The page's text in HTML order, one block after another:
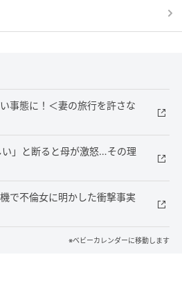
事態に！＜妻の旅行を許さな
い」と断ると母が激怒…その理
で不倫女に明かした衝撃事実
※ベビーカレンダーに移動します